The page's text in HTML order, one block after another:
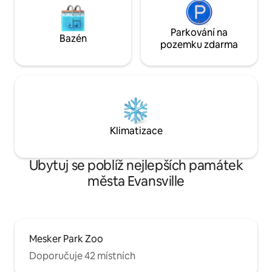
Bazén
Parkování na
pozemku zdarma
Klimatizace
Ubytuj se poblíž nejlepších památek
města Evansville
Mesker Park Zoo
Doporučuje 42 místních